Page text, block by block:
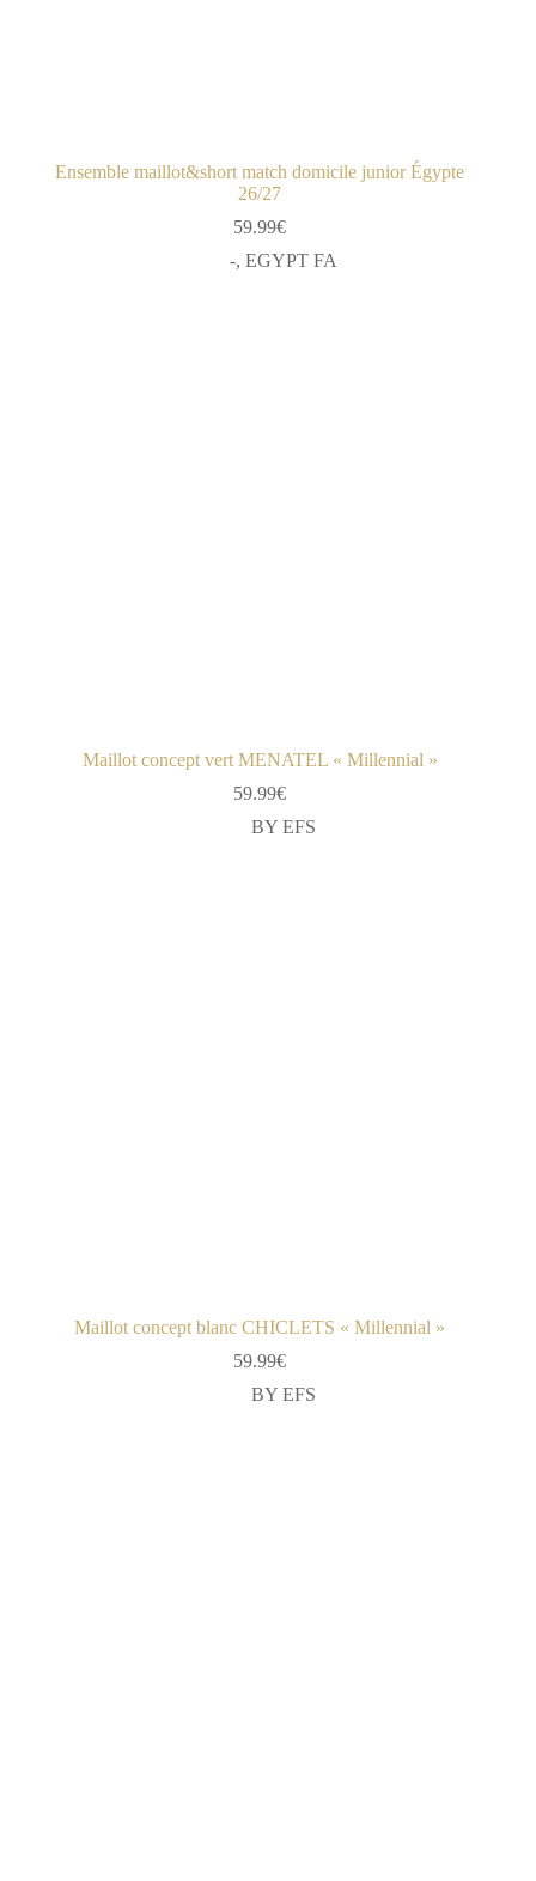
Ensemble maillot&short match domicile junior Égypte
26/27
59.99€
-,EGYPT FA
Maillot concept vert MENATEL « Millennial »
59.99€
BY EFS
Maillot concept blanc CHICLETS « Millennial »
59.99€
BY EFS